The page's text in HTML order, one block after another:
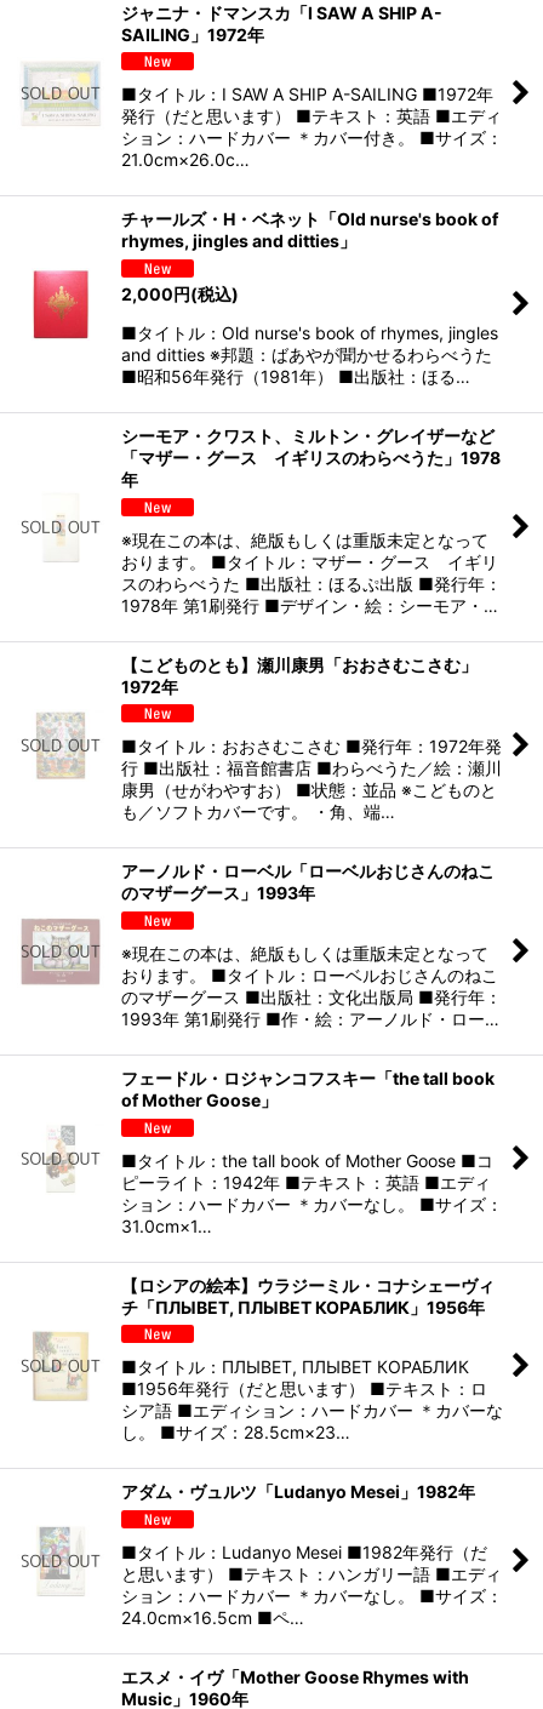
ジャニナ・ドマンスカ「I SAW A SHIP A-
SAILING」1972年
■タイトル：I SAW A SHIP A-SAILING ■1972年
発行（だと思います） ■テキスト：英語 ■エディ
ション：ハードカバー ＊カバー付き。 ■サイズ：
21.0cm×26.0c…
チャールズ・H・ベネット「Old nurse's book of
rhymes, jingles and ditties」
2,000円(税込)
■タイトル：Old nurse's book of rhymes, jingles
and ditties ※邦題：ばあやが聞かせるわらべうた
■昭和56年発行（1981年） ■出版社：ほる…
シーモア・クワスト、ミルトン・グレイザーなど
「マザー・グース イギリスのわらべうた」1978
年
※現在この本は、絶版もしくは重版未定となって
おります。 ■タイトル：マザー・グース イギリ
スのわらべうた ■出版社：ほるぷ出版 ■発行年：
1978年 第1刷発行 ■デザイン・絵：シーモア・…
【こどものとも】瀬川康男「おおさむこさむ」
1972年
■タイトル：おおさむこさむ ■発行年：1972年発
行 ■出版社：福音館書店 ■わらべうた／絵：瀬川
康男（せがわやすお） ■状態：並品 ※こどものと
も／ソフトカバーです。 ・角、端…
アーノルド・ローベル「ローベルおじさんのねこ
のマザーグース」1993年
※現在この本は、絶版もしくは重版未定となって
おります。 ■タイトル：ローベルおじさんのねこ
のマザーグース ■出版社：文化出版局 ■発行年：
1993年 第1刷発行 ■作・絵：アーノルド・ロー…
フェードル・ロジャンコフスキー「the tall book
of Mother Goose」
■タイトル：the tall book of Mother Goose ■コ
ピーライト：1942年 ■テキスト：英語 ■エディ
ション：ハードカバー ＊カバーなし。 ■サイズ：
31.0cm×1…
【ロシアの絵本】ウラジーミル・コナシェーヴィ
チ「ПЛЫВЕТ, ПЛЫВЕТ КОРАБЛИК」1956年
■タイトル：ПЛЫВЕТ, ПЛЫВЕТ КОРАБЛИК
■1956年発行（だと思います） ■テキスト：ロ
シア語 ■エディション：ハードカバー ＊カバーな
し。 ■サイズ：28.5cm×23…
アダム・ヴュルツ「Ludanyo Mesei」1982年
■タイトル：Ludanyo Mesei ■1982年発行（だ
と思います） ■テキスト：ハンガリー語 ■エディ
ション：ハードカバー ＊カバーなし。 ■サイズ：
24.0cm×16.5cm ■ペ…
エスメ・イヴ「Mother Goose Rhymes with
Music」1960年